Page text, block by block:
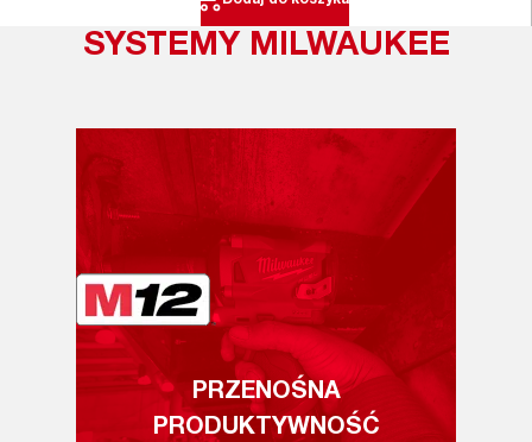
SYSTEMY MILWAUKEE
PRZENOŚNA
PRODUKTYWNOŚĆ